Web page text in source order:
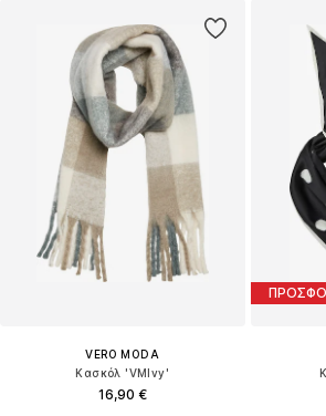
VERO MODA
Κασκόλ 'VMIvy'
16,90 €